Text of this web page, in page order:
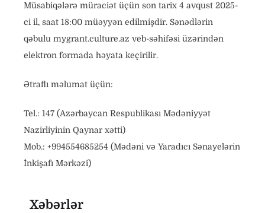
Müsabiqələrə müraciət üçün son tarix 4 avqust 2025-
ci il, saat 18:00 müəyyən edilmişdir. Sənədlərin
qəbulu mygrant.culture.az veb-səhifəsi üzərindən
elektron formada həyata keçirilir.
Ətraflı məlumat üçün:
Tel.: 147 (Azərbaycan Respublikası Mədəniyyət
Nazirliyinin Qaynar xətti)
Mob.: +994554685254 (Mədəni və Yaradıcı Sənayelərin
İnkişafı Mərkəzi)
Xəbərlər